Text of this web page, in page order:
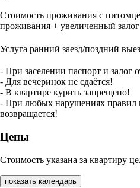
Стоимость проживания с
проживания + увеличенный
Услуга ранний заезд/поздний
- При заселении паспорт и залог
- Для вeчeринок не сдаётся!
- В квартире курить запрещено!
- При любых нарушениях правил
возвращается!
Цены
Стоимость указана за квартиру
показать календарь